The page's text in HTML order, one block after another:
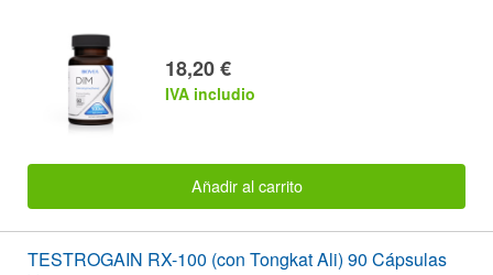
18,20 €
IVA includio
Añadir al carrito
TESTROGAIN RX-100 (con Tongkat Ali) 90 Cápsulas